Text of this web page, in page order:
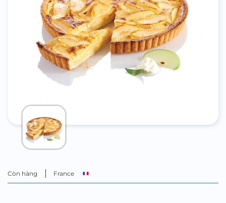
Còn hàng France